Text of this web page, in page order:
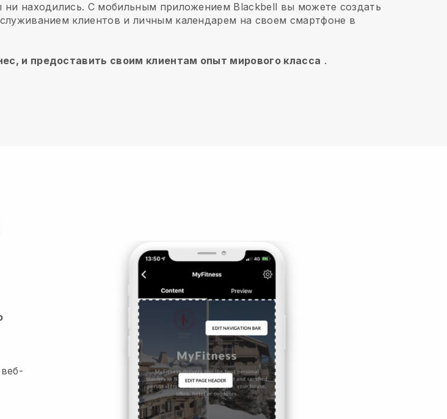
ни находились. С мобильным приложением Blackbell вы можете создать
клиентов и личным календарем на своем смартфоне в
и предоставить своим клиентам опыт мирового класса .